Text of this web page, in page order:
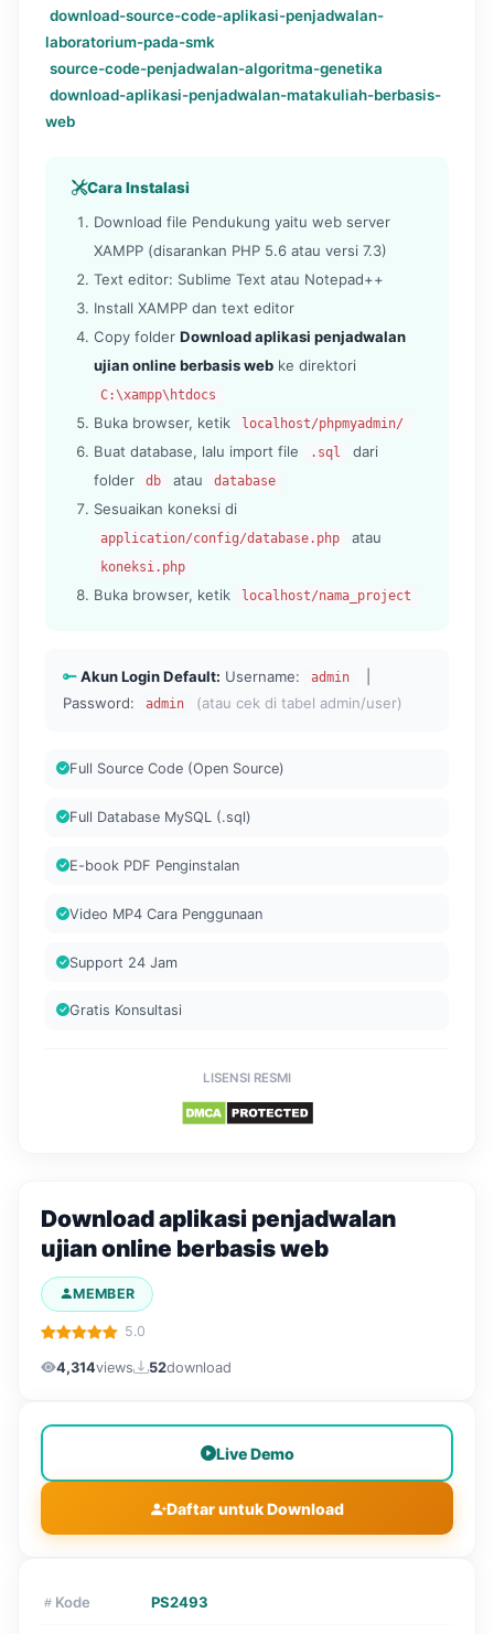
download-source-code-aplikasi-penjadwalan-
laboratorium-pada-smk
source-code-penjadwalan-algoritma-genetika
download-aplikasi-penjadwalan-matakuliah-berbasis-
web
Cara Instalasi
Download file Pendukung yaitu web server
XAMPP (disarankan PHP 5.6 atau versi 7.3)
Text editor: Sublime Text atau Notepad++
Install XAMPP dan text editor
Copy folder Download aplikasi penjadwalan
ujian online berbasis web ke direktori
C:\xampp\htdocs
Buka browser, ketik localhost/phpmyadmin/
Buat database, lalu import file .sql
dari
folder
db atau database
Sesuaikan koneksi di
application/config/database.php atau
koneksi.php
Buka browser, ketik localhost/nama_project
Akun Login Default: Username: admin
Password:
admin (atau cek di tabel admin/user)
Full Source Code (Open Source)
Full Database MySQL (.sql)
E-book PDF Penginstalan
Video MP4 Cara Penggunaan
Support 24 Jam
Gratis Konsultasi
LISENSI RESMI
Download aplikasi penjadwalan
ujian online berbasis web
MEMBER
5.0
4,314views 52download
Live Demo
Daftar untuk Download
Kode PS2493